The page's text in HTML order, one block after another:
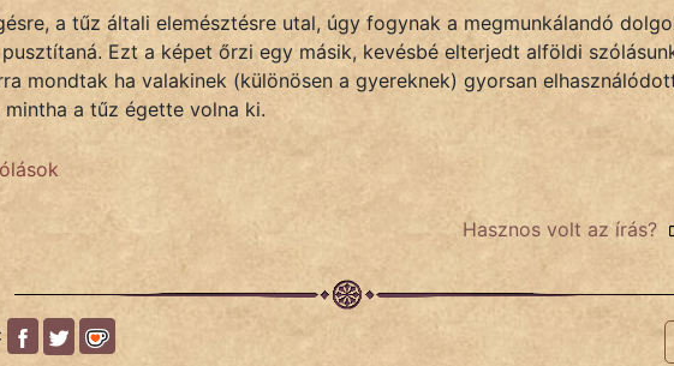
a tűz általi elemésztésre utal, úgy fogynak a megmunkálandó
Ezt a képet őrzi egy másik, kevésbé elterjedt alföldi
mondtak ha valakinek (különösen a gyereknek) gyorsan
mintha a tűz égette volna ki.
Hasznos volt az írás?